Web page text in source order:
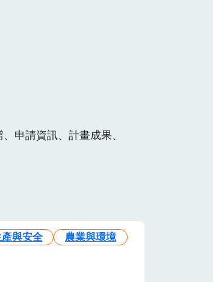
申請資訊、計畫成果、
與安全
農業與環境